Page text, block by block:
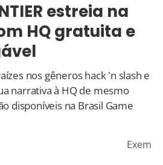
estreia na
HQ gratuita e
nos gêneros hack 'n slash e
narrativa à HQ de mesmo
disponíveis na Brasil Game